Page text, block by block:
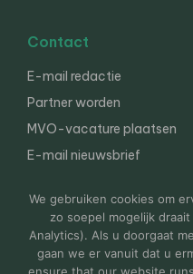
Contact
E-mail redactie
Partner worden
MVO-vacature plaatsen
E-mail nieuwsbrief
© 2000-2026 Van der Molen
We gebruiken cookies om
zo soepel mogelijk
Analytics). Als u doorgaat
gaan we er vanuit dat u